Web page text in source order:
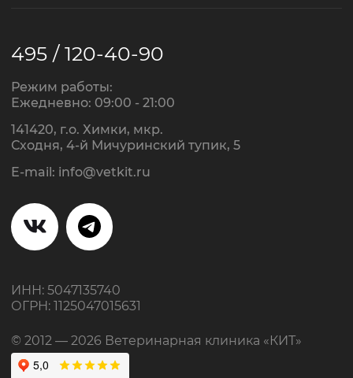
Зоомагазин
+7 495 120-40-90
Запись на приём
495 / 120-40-90
Режим работы:
Ежедневно: 09:00 - 21:00
141420, г.о. Химки, мкр.
Сходня, 4-й Мичуринский тупик, 5
E-mail: info@vetkit.ru
© 2012 — 2026 Ветеринарная клиника «КИТ»
ИНН: 5047135740
ОГРН: 1125047015631
Нажимая на кнопку, вы даёте согласие на
Записаться на приём